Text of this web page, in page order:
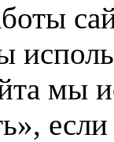
мы
если